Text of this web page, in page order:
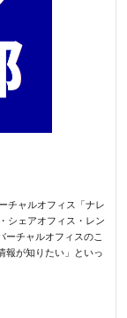
チャルオフィス「ナレ
シェアオフィス・レン
ーチャルオフィスのこ
報が知りたい」といっ